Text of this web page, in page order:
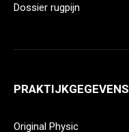
Dossier rugpijn
PRAKTIJKGEGEVENS
Original Physic